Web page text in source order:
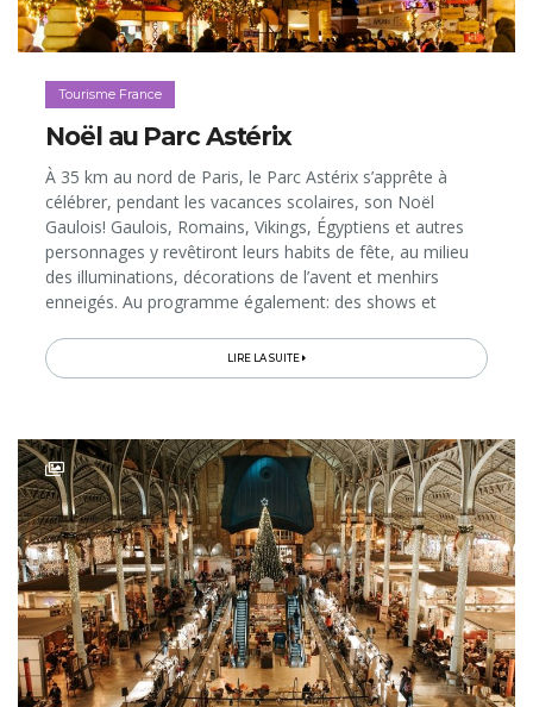
Tourisme France
Noël au Parc Astérix
À 35 km au nord de Paris, le Parc Astérix s’apprête à
célébrer, pendant les vacances scolaires, son Noël
Gaulois! Gaulois, Romains, Vikings, Égyptiens et autres
personnages y revêtiront leurs habits de fête, au milieu
des illuminations, décorations de l’avent et menhirs
enneigés. Au programme également: des shows et
cinquantaine...
LIRE LA SUITE